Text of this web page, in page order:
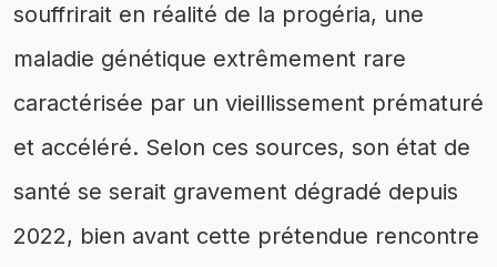
souffrirait en réalité de la progéria, une
maladie génétique extrêmement rare
caractérisée par un vieillissement prématuré
et accéléré. Selon ces sources, son état de
santé se serait gravement dégradé depuis
2022, bien avant cette prétendue rencontre